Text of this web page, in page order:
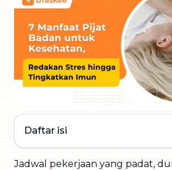
Daftar isi
Jadwal pekerjaan yang padat,